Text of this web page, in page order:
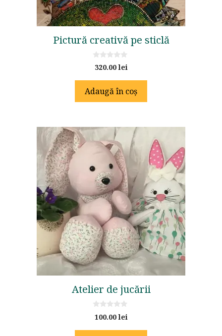
Pictură creativă pe sticlă
0
o
o
f
5
320.00lei
Adaugă în coș
Atelier de jucării
0
o100.00lei